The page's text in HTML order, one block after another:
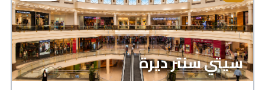
سيتي سنتر ديرة